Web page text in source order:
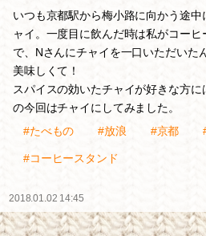
いつも京都駅から梅小路に向かう途
ャイ。一度目に飲んだ時は私がコー
で、Nさんにチャイを一口いただいた
美味しくて！
スパイスの効いたチャイが好きな方
の今回はチャイにしてみました。
#たべもの
#放浪 #京都
#コーヒースタンド
2018.01.02 14:45